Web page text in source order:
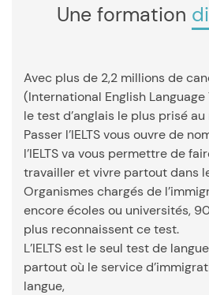
Une formation
Avec plus de 2,2 millions de
(International English
le test d’anglais le plus prisé au
Passer l’IELTS vous ouvre de
l’IELTS va vous permettre de
travailler et vivre partout dans
Organismes chargés de
encore écoles ou universités,
plus reconnaissent ce test.
L’IELTS est le seul test de
partout où le service
langue,